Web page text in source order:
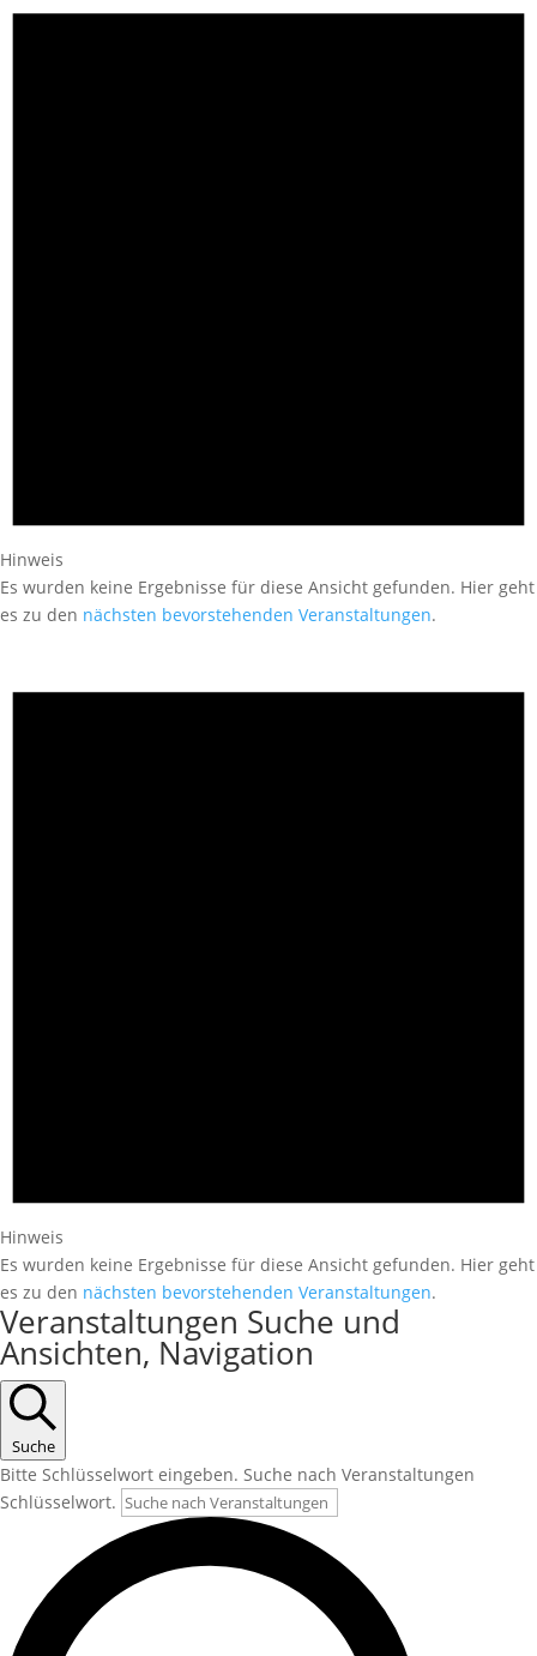
Hinweis
Es wurden keine Ergebnisse für diese Ansicht gefunden. Hier geht
es zu den nächsten bevorstehenden Veranstaltungen.
Hinweis
Es wurden keine Ergebnisse für diese Ansicht gefunden. Hier geht
es zu den nächsten bevorstehenden Veranstaltungen.
Veranstaltungen Suche und
Ansichten, Navigation
Suche
Bitte Schlüsselwort eingeben. Suche nach Veranstaltungen
Schlüsselwort.